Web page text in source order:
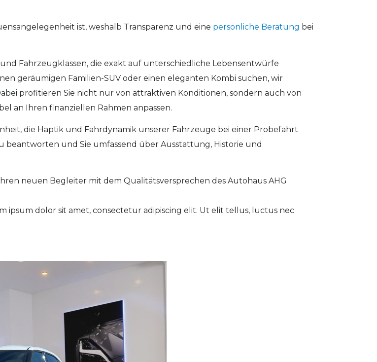
ist, weshalb Transparenz und eine persönliche Beratung bei
Fahrzeugklassen, die exakt auf unterschiedliche Lebensentwürfe
geräumigen Familien-SUV oder einen eleganten Kombi suchen, wir
profitieren Sie nicht nur von attraktiven Konditionen, sondern auch von
an Ihren finanziellen Rahmen anpassen.
die Haptik und Fahrdynamik unserer Fahrzeuge bei einer Probefahrt
beantworten und Sie umfassend über Ausstattung, Historie und
neuen Begleiter mit dem Qualitätsversprechen des Autohaus AHG
ipsum dolor sit amet, consectetur adipiscing elit. Ut elit tellus, luctus nec